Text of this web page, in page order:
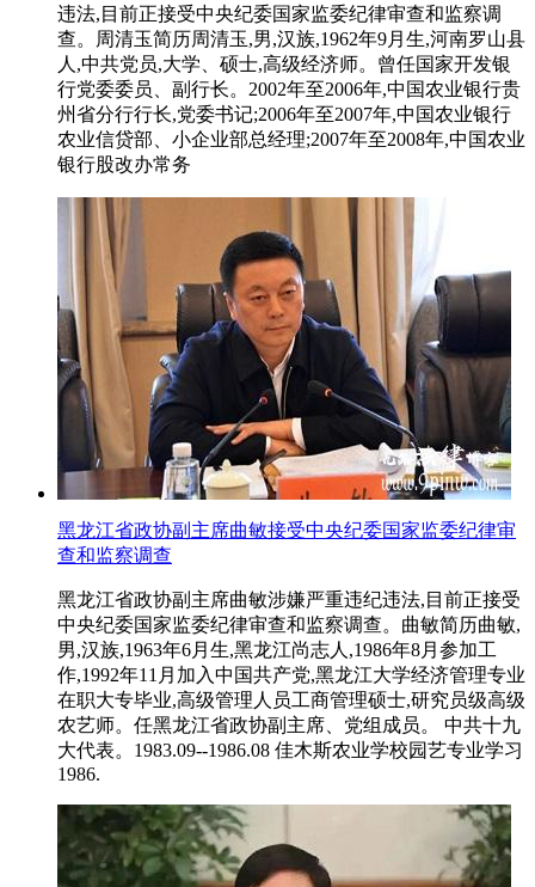
违法,目前正接受中央纪委国家监委纪律审查和监察调
查。周清玉简历周清玉,男,汉族,1962年9月生,河南罗山县
人,中共党员,大学、硕士,高级经济师。曾任国家开发银
行党委委员、副行长。2002年至2006年,中国农业银行贵
州省分行行长,党委书记;2006年至2007年,中国农业银行
农业信贷部、小企业部总经理;2007年至2008年,中国农业
银行股改办常务
黑龙江省政协副主席曲敏接受中央纪委国家监委纪律审
查和监察调查
黑龙江省政协副主席曲敏涉嫌严重违纪违法,目前正接受
中央纪委国家监委纪律审查和监察调查。曲敏简历曲敏,
男,汉族,1963年6月生,黑龙江尚志人,1986年8月参加工
作,1992年11月加入中国共产党,黑龙江大学经济管理专业
在职大专毕业,高级管理人员工商管理硕士,研究员级高级
农艺师。任黑龙江省政协副主席、党组成员。 中共十九
大代表。1983.09--1986.08 佳木斯农业学校园艺专业学习
1986.